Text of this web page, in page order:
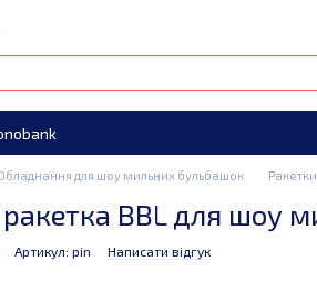
для шоу мильних бульбашок Ракетки
ракетка BBL для шоу
Артикул: pin Написати відгук